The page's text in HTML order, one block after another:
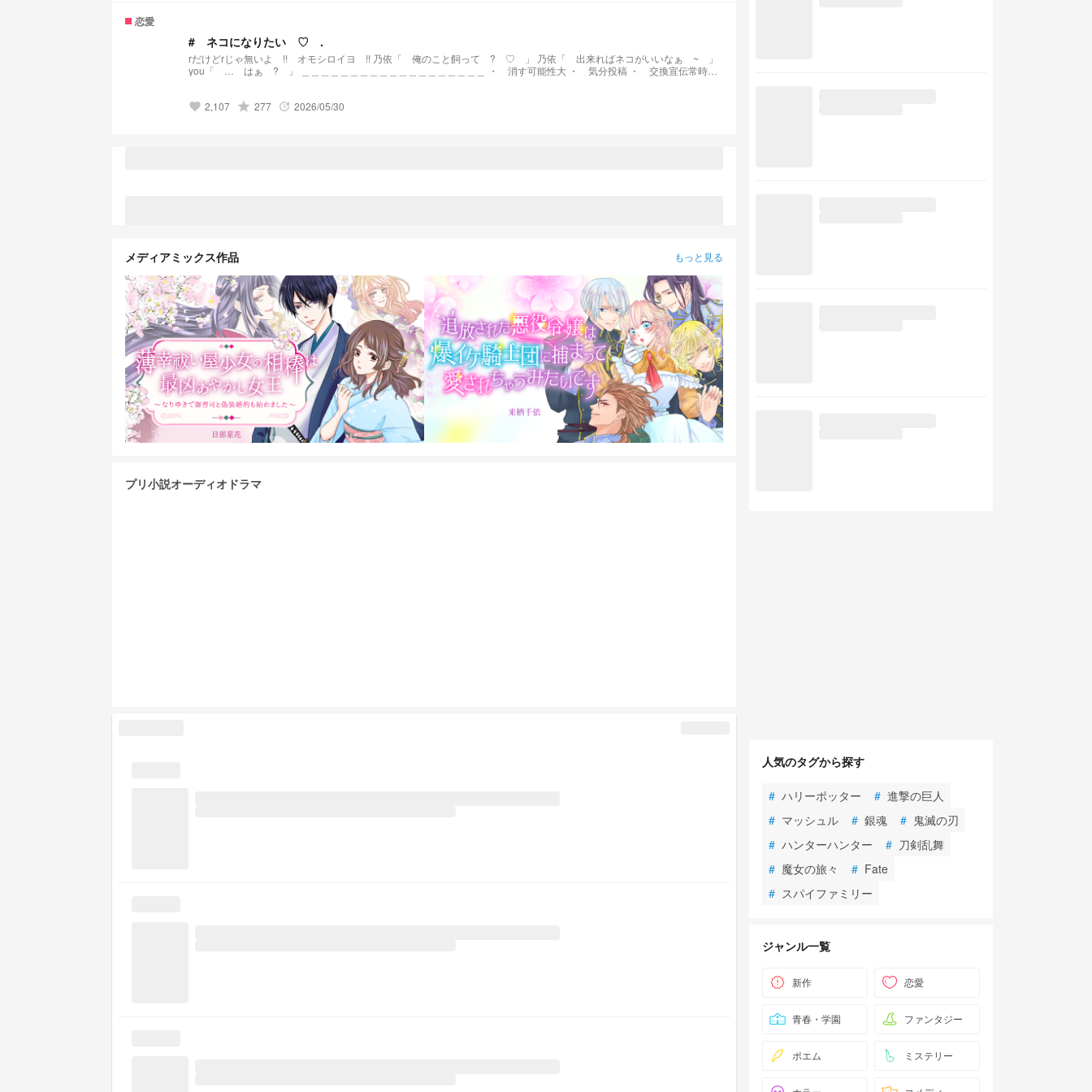
恋愛
# ネコになりたい ♡ .
rだけどrじゃ無いよ !! オモシロイヨ !! 乃依「 俺のこと飼って ? ♡ 」 乃依「 出来ればネコがいいなぁ ~ 」
you「 … はぁ ? 」 ＿＿＿＿＿＿＿＿＿＿＿＿＿＿＿＿＿＿＿ ・ 消す可能性大 ・ 気分投稿 ・ 交換宣伝常時募
favorite 2,107 grade 277 update 2026/05/30
メディアミックス作品 もっと見る
プリ小説オーディオドラマ
人気のタグから探す
# ハリーポッター # 進撃の巨人
# マッシュル # 銀魂 # 鬼滅の刃
# ハンターハンター # 刀剣乱舞
# 魔女の旅々 # Fate
# スパイファミリー
ジャンル一覧
新作 恋愛
青春・学園 ファンタジー
ポエム ミステリー